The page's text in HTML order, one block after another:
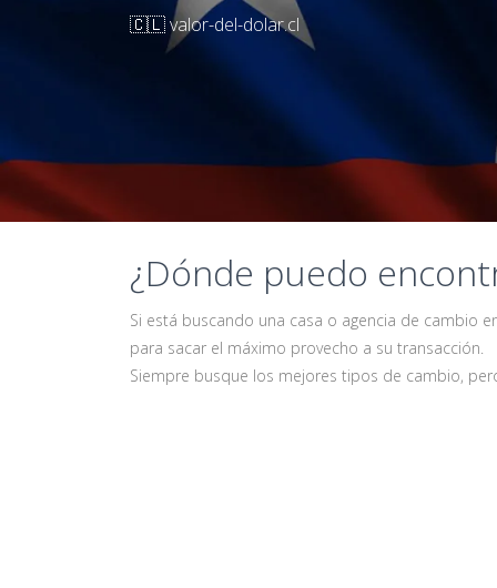
🇨🇱 valor-del-dolar.cl
¿Dónde puedo
Si está buscando una casa o agencia de cambio
para sacar el máximo provecho a su transacción.
Siempre busque los mejores tipos de cambio,